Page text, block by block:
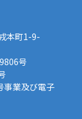
本町1-9-
号
業及び電子